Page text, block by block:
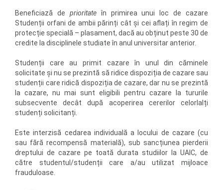
Beneficiază de prioritateîn primirea unui loc de cazare
Studenții orfani de ambii părinți cât și cei aflați în regim de
protecție specială – plasament, dacă au obținut peste 30 de
credite la disciplinele studiate în anul universitar anterior.
Studenții care au primit cazare în unul din căminele
solicitate și nu se prezintă să ridice dispoziția de cazare sau
studenții care ridică dispoziția de cazare, dar nu se prezintă
la cazare, nu mai sunt eligibili pentru cazare la tururile
subsecvente decât după acoperirea cererilor celorlalți
studenți solicitanți.
Este interzisă cedarea individuală a locului de cazare (cu
sau fără recompensă materială), sub sancțiunea pierderii
dreptului de cazare pe toată durata studiilor la UAIC, de
către studentul/studenții care a/au utilizat mijloace
frauduloase.